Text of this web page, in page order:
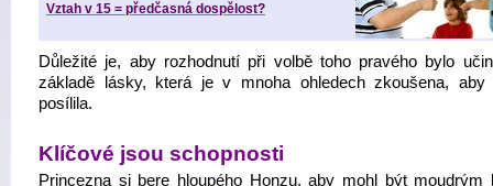
Vztah v 15 = předčasná dospělost?
Důležité je, aby rozhodnutí při volbě toho pravého bylo
základě lásky, která je v mnoha ohledech zkoušena,
posílila.
Klíčové jsou schopnosti
Princezna si bere hloupého Honzu, aby mohl být moudrým